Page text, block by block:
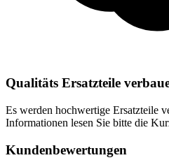
Qualitäts Ersatzteile
Es werden hochwertige Ersatzteile
Informationen lesen Sie bitte die
Kundenbewertungen